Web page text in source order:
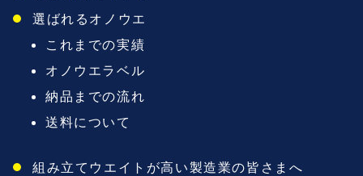
選ばれるオノウエ
これまでの実績
オノウエラベル
納品までの流れ
送料について
組み立てウエイトが高い製造業の皆さまへ